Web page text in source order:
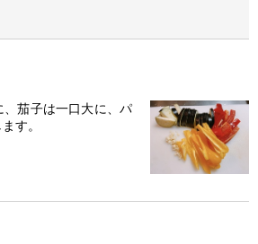
茄子は一口大に、パ
す。